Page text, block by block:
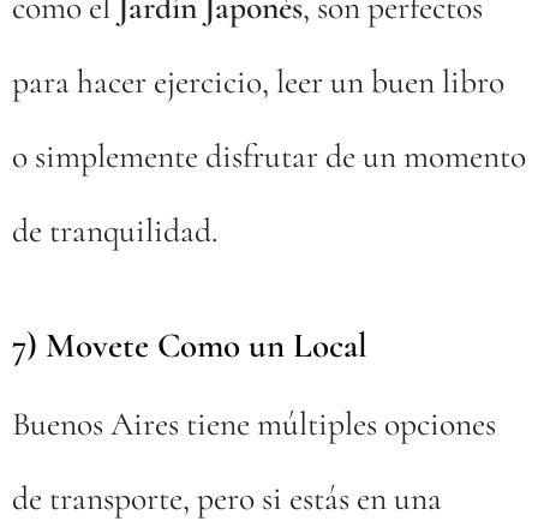
para hacer ejercicio, leer un buen libro
o simplemente disfrutar de un momento
de tranquilidad.
7) Movete Como un Local
Buenos Aires tiene múltiples opciones
de transporte, pero si estás en una